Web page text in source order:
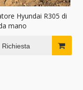
Hyundai R305 di
mano
Richiesta